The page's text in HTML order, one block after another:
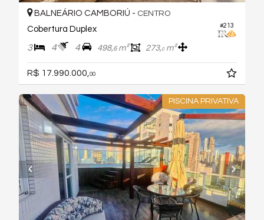
#213
BALNEÁRIO CAMBORIÚ - CENTRO
Cobertura Duplex
3 4 4 498,6m² 273,0m²
R$ 17.990.000, 00
PISCINA PRIVATIVA